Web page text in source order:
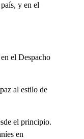
y en el
el Despacho
al estilo de
el principio.
en